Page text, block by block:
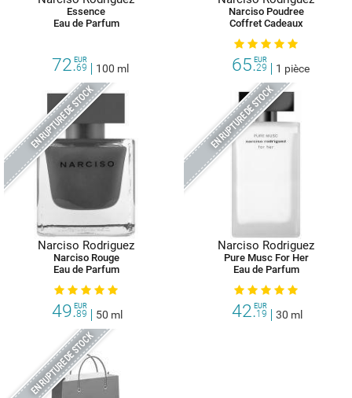
Essence
Eau de Parfum
72.69
EUR
100 ml
Narciso Poudree
Coffret Cadeaux
65.29
EUR
1 pièce
EN RUPTURE DE STOCK
Narciso Rodriguez
Narciso Rouge
Eau de Parfum
49.89
EUR
50 ml
EN RUPTURE DE STOCK
Narciso Rodriguez
Pure Musc For Her
Eau de Parfum
42.19
EUR
30 ml
EN RUPTURE DE STOCK